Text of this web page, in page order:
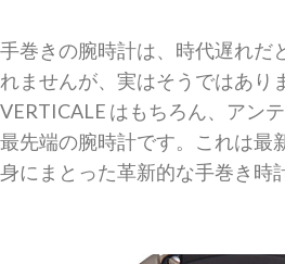
手巻きの腕時計は、時代遅れだ
れませんが、実はそうではあり
VERTICALE はもちろん、アン
最先端の腕時計です。これは最
身にまとった革新的な手巻き時